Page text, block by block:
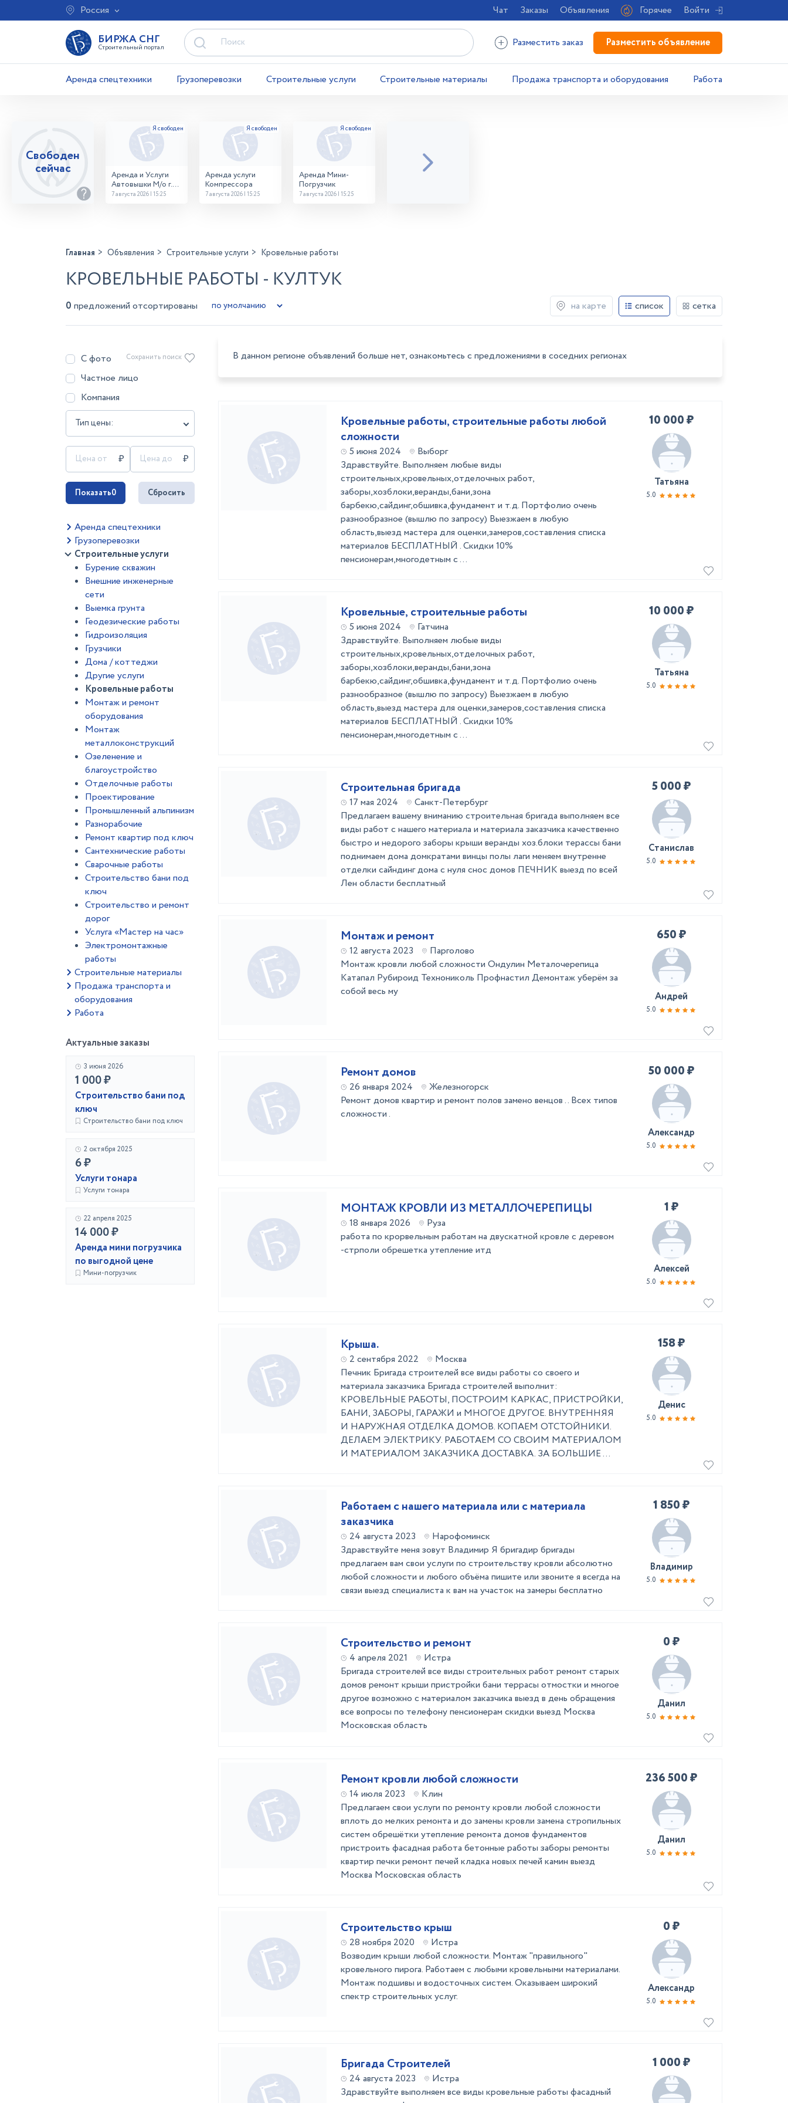
Россия Чат Заказы Объявления Горячее Войти
БИРЖА СНГ
Строительный портал Разместить заказ Разместить объявление
Аренда спецтехники Грузоперевозки Строительные услуги Строительные материалы Продажа транспорта и оборудования Работа
Свободен
сейчас
Аренда и Услуги
Автовышки М/о г.
Домодедово
7 августа 2026 | 15:25
Аренда услуги
Компрессора
7 августа 2026 | 15:25
Аренда Мини-
Погрузчик
7 августа 2026 | 15:25
Главная Объявления Строительные услуги Кровельные работы
КРОВЕЛЬНЫЕ РАБОТЫ - КУЛТУК
0 предложений отсортированы на карте список сетка
С фото
Частное лицо
Компания
Тип цены:
Сохранить поиск
Показать0 Сбросить
Аренда спецтехники
Грузоперевозки
Строительные услуги
Бурение скважин
Внешние инженерные
сети
Выемка грунта
Геодезические работы
Гидроизоляция
Грузчики
Дома / коттеджи
Другие услуги
Кровельные работы
Монтаж и ремонт
оборудования
Монтаж
металлоконструкций
Озеленение и
благоустройство
Отделочные работы
Проектирование
Промышленный альпинизм
Разнорабочие
Ремонт квартир под ключ
Сантехнические работы
Сварочные работы
Строительство бани под
ключ
Строительство и ремонт
дорог
Услуга «Мастер на час»
Электромонтажные
работы
Строительные материалы
Продажа транспорта и
оборудования
Работа
Актуальные заказы
3 июня 2026
1 000 ₽
Строительство бани под
ключ
Строительство бани под ключ
2 октября 2025
6 ₽
Услуги тонара
Услуги тонара
22 апреля 2025
14 000 ₽
Аренда мини погрузчика
по выгодной цене
Мини-погрузчик
В данном регионе объявлений больше нет, ознакомьтесь с предложениями в соседних регионах
Кровельные работы, строительные работы любой
сложности
5 июня 2024
Выборг
Здравствуйте. Выполняем любые виды
строительных,кровельных,отделочных работ,
заборы,хозблоки,веранды,бани,зона
барбекю,сайдинг,обшивка,фундамент и т.д. Портфолио очень
разнообразное (вышлю по запросу) Выезжаем в любую
область,выезд мастера для оценки,замеров,составления списка
материалов БЕСПЛАТНЫЙ . Скидки 10%
пенсионерам,многодетным с ...
10 000 ₽
Татьяна
5.0
Кровельные, строительные работы
5 июня 2024
Гатчина
Здравствуйте. Выполняем любые виды
строительных,кровельных,отделочных работ,
заборы,хозблоки,веранды,бани,зона
барбекю,сайдинг,обшивка,фундамент и т.д. Портфолио очень
разнообразное (вышлю по запросу) Выезжаем в любую
область,выезд мастера для оценки,замеров,составления списка
материалов БЕСПЛАТНЫЙ . Скидки 10%
пенсионерам,многодетным с ...
10 000 ₽
Татьяна
5.0
Строительная бригада
17 мая 2024
Санкт-Петербург
Предлагаем вашему вниманию строительная бригада выполняем все
виды работ с нашего материала и материала заказчика качественно
быстро и недорого заборы крыши веранды хоз.блоки терассы бани
поднимаем дома домкратами винцы полы лаги меняем внутренне
отделки сайндинг дома с нуля снос домов ПЕЧНИК выезд по всей
Лен области бесплатный
5 000 ₽
Станислав
5.0
Монтаж и ремонт
12 августа 2023
Парголово
Монтаж кровли любой сложности Ондулин Металочерепица
Катапал Рубироид Технониколь Профнастил Демонтаж уберём за
собой весь му
650 ₽
Андрей
5.0
Ремонт домов
26 января 2024
Железногорск
Ремонт домов квартир и ремонт полов замено венцов .. Всех типов
сложности .
50 000 ₽
Александр
5.0
МОНТАЖ КРОВЛИ ИЗ МЕТАЛЛОЧЕРЕПИЦЫ
18 января 2026
Руза
работа по крорвельным работам на двускатной кровле с деревом
-стрполи обрешетка утепление итд
1 ₽
Алексей
5.0
Крыша.
2 сентября 2022
Москва
Печник Бригада строителей все виды работы со своего и
материала заказчика Бригада строителей выполнит:
КРОВЕЛЬНЫЕ РАБОТЫ, ПОСТРОИМ КАРКАС, ПРИСТРОЙКИ,
БАНИ, ЗАБОРЫ, ГАРАЖИ и МНОГОЕ ДРУГОЕ. ВНУТРЕННЯЯ
И НАРУЖНАЯ ОТДЕЛКА ДОМОВ. КОПАЕМ ОТСТОЙНИКИ.
ДЕЛАЕМ ЭЛЕКТРИКУ. РАБОТАЕМ СО СВОИМ МАТЕРИАЛОМ
И МАТЕРИАЛОМ ЗАКАЗЧИКА ДОСТАВКА. ЗА БОЛЬШИЕ ...
158 ₽
Денис
5.0
Работаем с нашего материала или с материала
заказчика
24 августа 2023
Нарофоминск
Здравствуйте меня зовут Владимир Я бригадир бригады
предлагаем вам свои услуги по строительству кровли абсолютно
любой сложности и любого объёма пишите или звоните я всегда на
связи выезд специалиста к вам на участок на замеры бесплатно
1 850 ₽
Владимир
5.0
Строительство и ремонт
4 апреля 2021
Истра
Бригада строителей все виды строительных работ ремонт старых
домов ремонт крыши пристройки бани террасы отмостки и многое
другое возможно с материалом заказчика выезд в день обращения
все вопросы по телефону пенсионерам скидки выезд Москва
Московская область
0 ₽
Данил
5.0
Ремонт кровли любой сложности
14 июля 2023
Клин
Предлагаем свои услуги по ремонту кровли любой сложности
вплоть до мелких ремонта и до замены кровли замена стропильных
систем обрешётки утепление ремонта домов фундаментов
пристроить фасадная работа бетонные работы заборы ремонты
квартир печки ремонт печей кладка новых печей камин выезд
Москва Московская область
236 500 ₽
Данил
5.0
Строительство крыш
28 ноября 2020
Истра
Возводим крыши любой сложности. Монтаж "правильного"
кровельного пирога. Работаем с любыми кровельными материалами.
Монтаж подшивы и водосточных систем. Оказываем широкий
спектр строительных услуг.
0 ₽
Александр
5.0
Бригада Строителей
24 августа 2023
Истра
Здравствуйте выполняем все виды кровельные работы фасадный
1 000 ₽